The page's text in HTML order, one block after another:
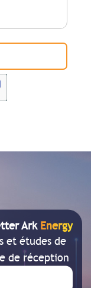
Ark Energy
et études de
de réception